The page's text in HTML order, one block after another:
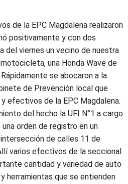
de la EPC Magdalena realizaron
positivamente y con dos
del viernes un vecino de nuestra
una Honda Wave de
se abocaron a la
de Prevención local que
efectivos de la EPC Magdalena.
del hecho la UFI N°1 a cargo
orden de registro en un
de calles 11 de
varios efectivos de la seccional
cantidad y variedad de auto
herramientas que se entienden